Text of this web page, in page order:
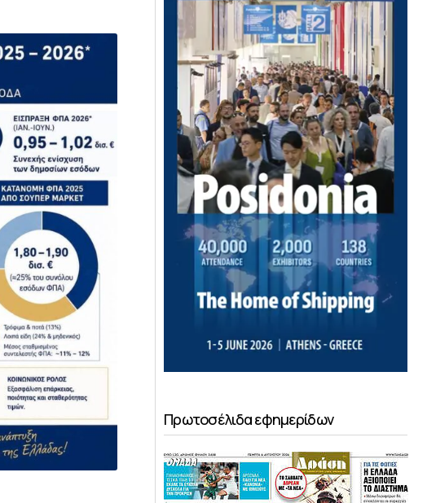
Πρωτοσέλιδα εφημερίδων